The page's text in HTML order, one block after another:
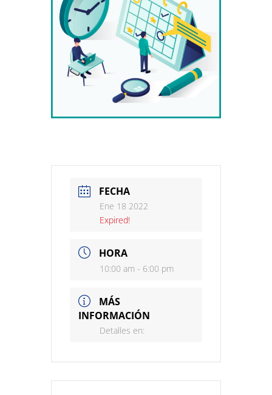
FECHA
Ene 18 2022
Expired!
HORA
10:00 am - 6:00 pm
MÁS
INFORMACIÓN
Detalles en: